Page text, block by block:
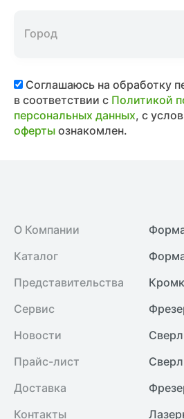
Соглашаюсь на обработку
в соответствии с Политикой
персональных данных, с
офертыознакомлен.
О Компании
Каталог
Представительства
Сервис
Новости
Прайс-лист
Доставка
Контакты